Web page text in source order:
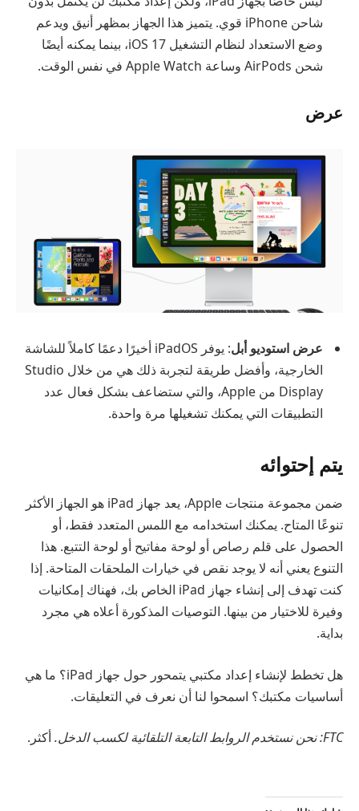
شاحن iPhone قوي. يتميز هذا الجهاز بمظهر أنيق ويدعم
وضع الاستعداد لنظام التشغيل iOS 17، بينما يمكنه أيضًا
شحن AirPods وساعة Apple Watch في نفس الوقت.
عرض
عرض استوديو أبل
: يوفر iPadOS أخيرًا دعمًا كاملاً للشاشة
الخارجية، وأفضل طريقة لتجربة ذلك هي من خلال Studio
Display من Apple، والتي ستضاعف بشكل فعال عدد
التطبيقات التي يمكنك تشغيلها مرة واحدة.
يتم إحتوائه
ضمن مجموعة منتجات Apple، يعد جهاز iPad هو الجهاز الأكثر
تنوعًا المتاح. يمكنك استخدامه مع اللمس المتعدد فقط، أو
الحصول على قلم رصاص أو لوحة مفاتيح أو لوحة التتبع. هذا
التنوع يعني أنه لا يوجد نقص في خيارات الملحقات المتاحة. إذا
كنت تهدف إلى إنشاء جهاز iPad الخاص بك، فهناك إمكانيات
وفيرة للاختيار من بينها. التوصيات المذكورة أعلاه هي مجرد
بداية.
هل تخطط لإنشاء إعداد مكتبي يتمحور حول جهاز iPad؟ ما هي
أساسيات مكتبك؟ اسمحوا لنا أن نعرف في التعليقات.
FTC: نحن نستخدم الروابط التابعة التلقائية لكسب الدخل. أكثر.